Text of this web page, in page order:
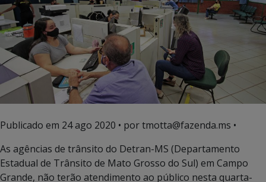
Publicado em 24 ago 2020 • por tmotta@fazenda.ms •
As agências de trânsito do Detran-MS (Departamento
Estadual de Trânsito de Mato Grosso do Sul) em Campo
Grande, não terão atendimento ao público nesta quarta-